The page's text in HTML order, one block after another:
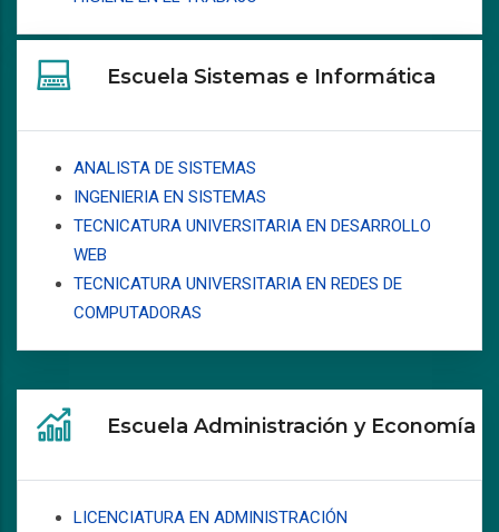
Escuela Sistemas e Informática
ANALISTA DE SISTEMAS
INGENIERIA EN SISTEMAS
TECNICATURA UNIVERSITARIA EN DESARROLLO
WEB
TECNICATURA UNIVERSITARIA EN REDES DE
COMPUTADORAS
Escuela Administración y Economía
LICENCIATURA EN ADMINISTRACIÓN